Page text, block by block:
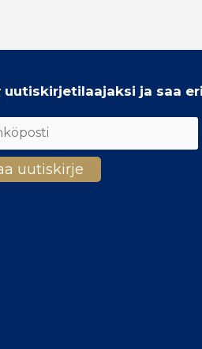
uutiskirjetilaajaksi ja saa